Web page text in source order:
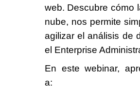
web. Descubre cómo
nube, nos permite
agilizar el análisis de
el Enterprise
En este webinar,
a: